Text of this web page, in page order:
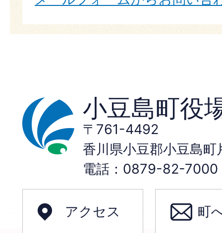
小豆島町役
〒761-4492
香川県小豆郡小豆島
電話：0879-82-7000
アクセス 町